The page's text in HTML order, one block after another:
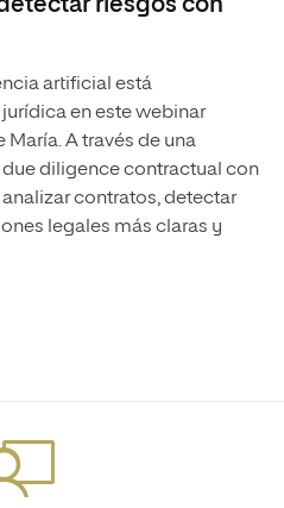
riesgos con
artificial está
en este webinar
A través de una
diligence contractual con
contratos, detectar
legales más claras y